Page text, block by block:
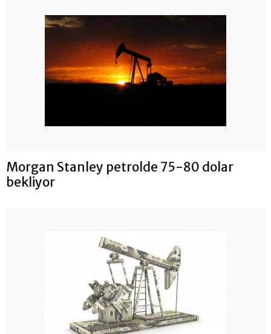
Morgan Stanley petrolde 75-80 dolar
bekliyor